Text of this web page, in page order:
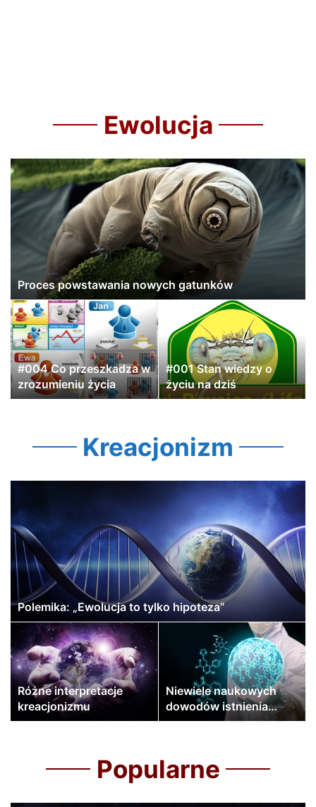
Ewolucja
Proces powstawania nowych gatunków
#004 Co przeszkadza w
zrozumieniu życia
#001 Stan wiedzy o
życiu na dziś
Kreacjonizm
Polemika: „Ewolucja to tylko hipoteza”
Różne interpretacje
kreacjonizmu
Niewiele naukowych
dowodów istnienia
ewolucji
Popularne